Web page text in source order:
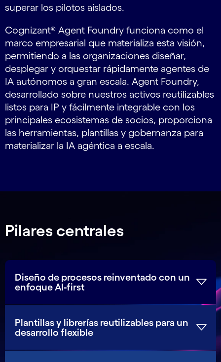
superar los pilotos aislados.
Cognizant® Agent Foundry funciona como el
marco empresarial que materializa esta visión,
permitiendo a las organizaciones diseñar,
desplegar y orquestar rápidamente agentes de
IA autónomos a gran escala. Agent Foundry,
desarrollado sobre nuestros activos reutilizables
listos para IP y fácilmente integrable con los
principales ecosistemas de socios, proporciona
las herramientas, plantillas y gobernanza para
materializar la IA agéntica a escala.
Pilares centrales
Diseño de procesos reinventado con un
enfoque AI‑first
Plantillas y librerías reutilizables para un
desarrollo flexible